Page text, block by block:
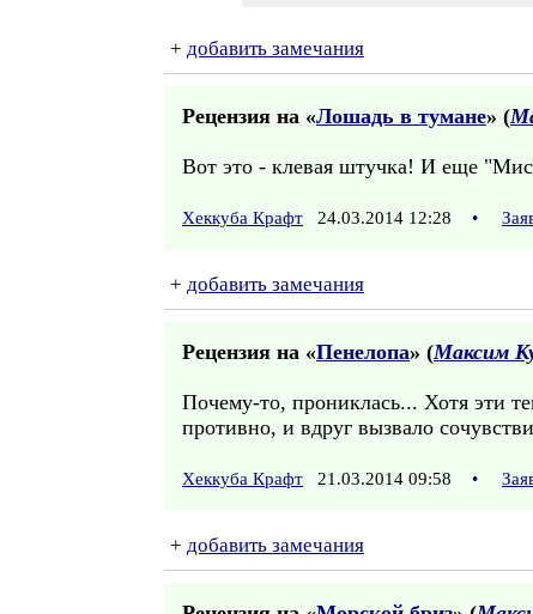
+ добавить замечания
Рецензия на «Лошадь в тумане» (
Вот это - клевая штучка! И еще
Хеккуба Крафт 24.03.2014 12:28 •
+ добавить замечания
Рецензия на «Пенелопа» (Максим
Почему-то, прониклась... Хотя эти
противно, и вдруг вызвало
Хеккуба Крафт 21.03.2014 09:58 •
+ добавить замечания